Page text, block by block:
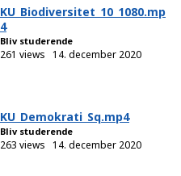
KU_Biodiversitet_10_1080.mp
4
Bliv studerende
261 views 14. december 2020
KU_Demokrati_Sq.mp4
Bliv studerende
263 views 14. december 2020